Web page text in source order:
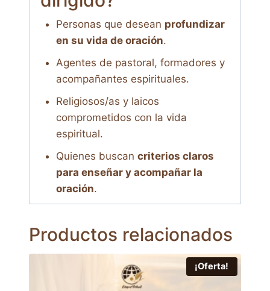
Personas que desean profundizar
en su vida de oración.
Agentes de pastoral, formadores y
acompañantes espirituales.
Religiosos/as y laicos
comprometidos con la vida
espiritual.
Quienes buscan criterios claros
para enseñar y acompañar la
oración.
Productos relacionados
¡Oferta!